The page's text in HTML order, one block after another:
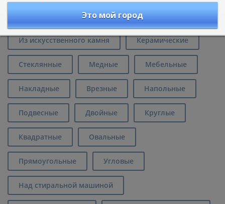
Раковины и умывальники черного
цвета в Ростове-на-Дону
Из искусственного камня Керамические
Стеклянные Медные Мебельные
Накладные Врезные Напольные
Подвесные Двойные Круглые
Квадратные Овальные
Прямоугольные Угловые
Над стиральной машиной
Это мой город